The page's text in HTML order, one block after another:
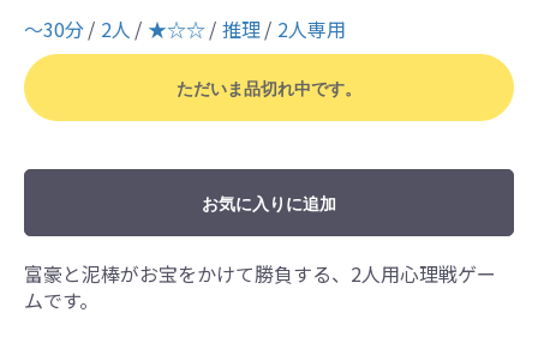
〜30分 2人 ★☆☆ 推理 2人専用
ただいま品切れ中です。
お気に入りに追加
富豪と泥棒がお宝をかけて勝負する、2人用心理戦ゲー
ムです。